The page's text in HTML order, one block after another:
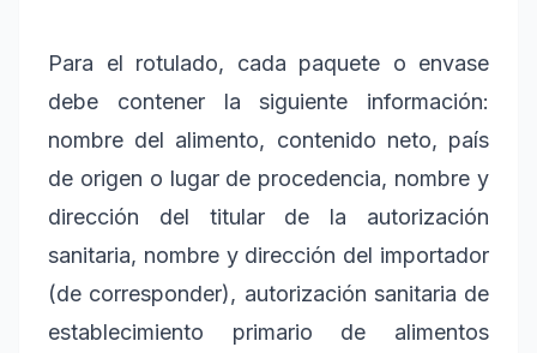
Para el rotulado, cada paquete o envase
debe contener la siguiente información:
nombre del alimento, contenido neto, país
de origen o lugar de procedencia, nombre y
dirección del titular de la autorización
sanitaria, nombre y dirección del importador
(de corresponder), autorización sanitaria de
establecimiento primario de alimentos